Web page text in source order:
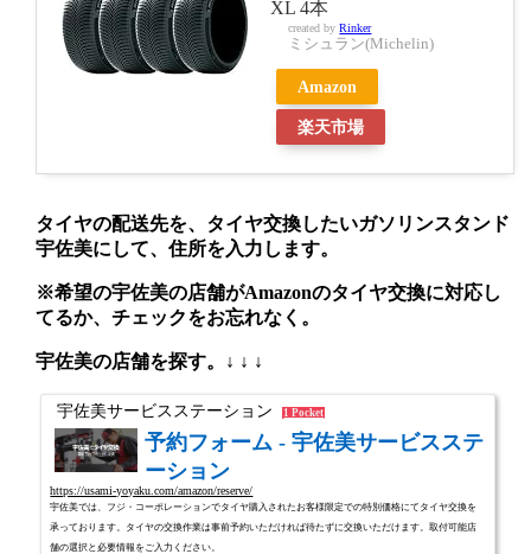
XL 4本
created byRinker
ミシュラン(Michelin)
Amazon
楽天市場
タイヤの配送先を、タイヤ交換したいガソリンスタンド
宇佐美にして、住所を入力します。
※希望の宇佐美の店舗がAmazonのタイヤ交換に対応し
てるか、チェックをお忘れなく。
宇佐美の店舗を探す。↓ ↓ ↓
宇佐美サービスステーション 1 Pocket
予約フォーム - 宇佐美サービスステ
ーション
https://usami-yoyaku.com/amazon/reserve/
宇佐美では、フジ・コーポレーションでタイヤ購入されたお客様限定での特別価格にてタイヤ交換を
承っております。タイヤの交換作業は事前予約いただければ待たずに交換いただけます。取付可能店
舗の選択と必要情報をご入力ください。